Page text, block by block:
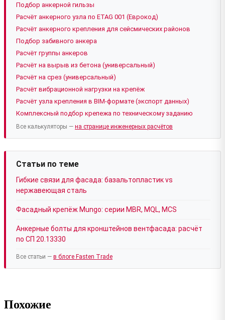
Подбор анкерной гильзы
Расчёт анкерного узла по ETAG 001 (Еврокод)
Расчёт анкерного крепления для сейсмических районов
Подбор забивного анкера
Расчёт группы анкеров
Расчёт на вырыв из бетона (универсальный)
Расчёт на срез (универсальный)
Расчёт вибрационной нагрузки на крепёж
Расчёт узла крепления в BIM-формате (экспорт данных)
Комплексный подбор крепежа по техническому заданию
Все калькуляторы — на странице инженерных расчётов
Статьи по теме
Гибкие связи для фасада: базальтопластик vs
нержавеющая сталь
Фасадный крепёж Mungo: серии MBR, MQL, MCS
Анкерные болты для кронштейнов вентфасада: расчёт
по СП 20.13330
Все статьи — в блоге Fasten Trade
Похожие